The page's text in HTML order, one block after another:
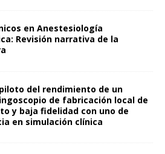
en Anestesiología
Revisión narrativa de la
del rendimiento de un
de fabricación local de
y baja fidelidad con uno de
en simulación clínica